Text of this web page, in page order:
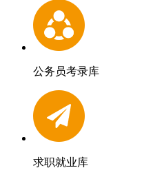
公务员考录库
求职就业库